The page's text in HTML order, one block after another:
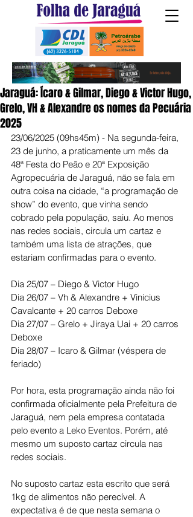
Jaraguá: Ícaro & Gilmar, Diego & Victor Hugo,
Grelo, VH & Alexandre os nomes da Pecuária
2025
23/06/2025 (09hs45m) - Na segunda-feira,
23 de junho, a praticamente um mês da
48ª Festa do Peão e 20ª Exposição
Agropecuária de Jaraguá, não se fala em
outra coisa na cidade, “a programação de
show” do evento, que vinha sendo
cobrado pela população, saiu. Ao menos
nas redes sociais, circula um cartaz e
também uma lista de atrações, que
estariam confirmadas para o evento.
Dia 25/07 – Diego & Victor Hugo
Dia 26/07 – Vh & Alexandre + Vinicius
Cavalcante + 20 carros Deboxe
Dia 27/07 – Grelo + Jiraya Uai + 20 carros
Deboxe
Dia 28/07 – Icaro & Gilmar (véspera de
feriado)
Por hora, esta programação ainda não foi
confirmada oficialmente pela Prefeitura de
Jaraguá, nem pela empresa contatada
pelo evento a Leko Eventos. Porém, até
mesmo um suposto cartaz circula nas
redes sociais.
No suposto cartaz esta escrito que será
1kg de alimentos não perecível. A
expectativa é de que nesta semana o